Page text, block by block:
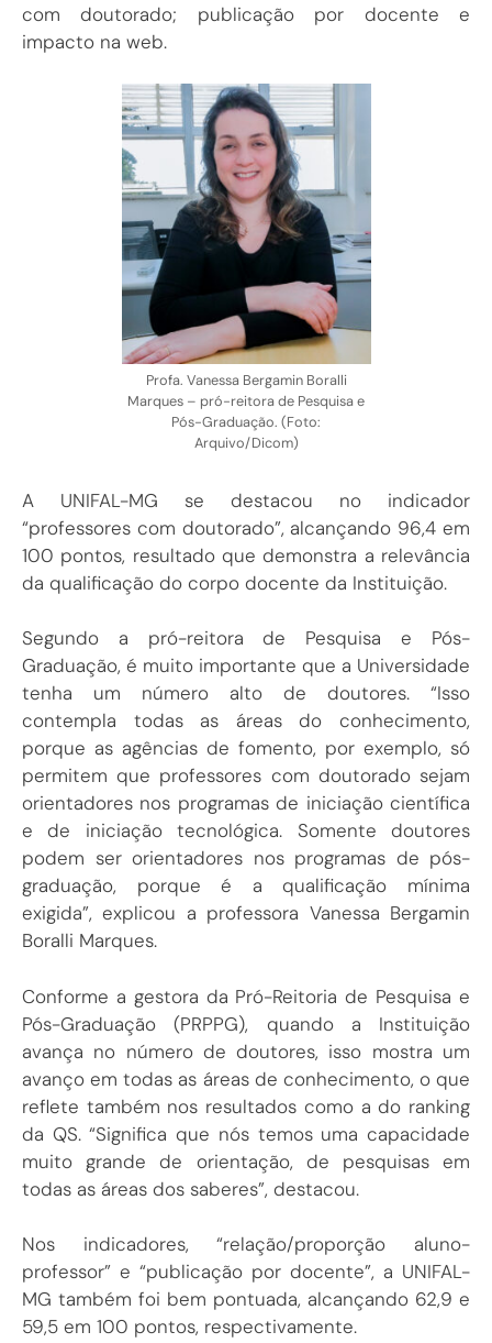
com doutorado; publicação por docente e
impacto na web.
Profa. Vanessa Bergamin Boralli
Marques – pró-reitora de Pesquisa e
Pós-Graduação. (Foto:
Arquivo/Dicom)
A UNIFAL-MG se destacou no indicador
“professores com doutorado”, alcançando 96,4 em
100 pontos, resultado que demonstra a relevância
da qualificação do corpo docente da Instituição.
Segundo a pró-reitora de Pesquisa e Pós-
Graduação, é muito importante que a Universidade
tenha um número alto de doutores. “Isso
contempla todas as áreas do conhecimento,
porque as agências de fomento, por exemplo, só
permitem que professores com doutorado sejam
orientadores nos programas de iniciação científica
e de iniciação tecnológica. Somente doutores
podem ser orientadores nos programas de pós-
graduação, porque é a qualificação mínima
exigida”, explicou a professora Vanessa Bergamin
Boralli Marques.
Conforme a gestora da Pró-Reitoria de Pesquisa e
Pós-Graduação (PRPPG), quando a Instituição
avança no número de doutores, isso mostra um
avanço em todas as áreas de conhecimento, o que
reflete também nos resultados como a do ranking
da QS. “Significa que nós temos uma capacidade
muito grande de orientação, de pesquisas em
todas as áreas dos saberes”, destacou.
Nos indicadores, “relação/proporção aluno-
professor” e “publicação por docente”, a UNIFAL-
MG também foi bem pontuada, alcançando 62,9 e
59,5 em 100 pontos, respectivamente.